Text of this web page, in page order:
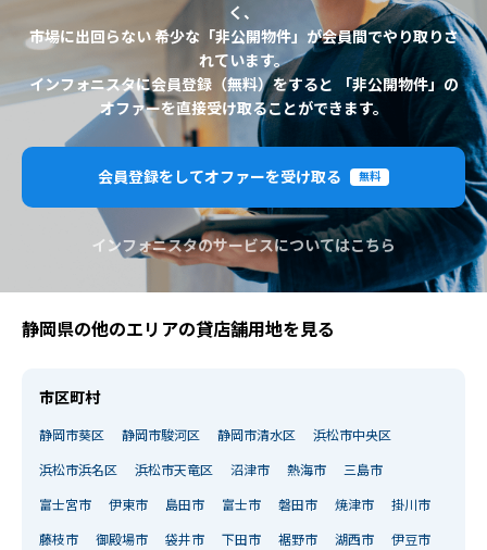
く、
市場に出回らない 希少な「非公開物件」が会員間でやり取りさ
れています。
インフォニスタに会員登録（無料）をすると 「非公開物件」の
オファーを直接受け取ることができます。
会員登録をしてオファーを受け取る 無料
インフォニスタのサービスについてはこちら
静岡県の他のエリアの貸店舗用地を見る
市区町村
静岡市葵区 静岡市駿河区 静岡市清水区 浜松市中央区
浜松市浜名区 浜松市天竜区 沼津市 熱海市 三島市
富士宮市 伊東市 島田市 富士市 磐田市 焼津市 掛川市
藤枝市 御殿場市 袋井市 下田市 裾野市 湖西市 伊豆市